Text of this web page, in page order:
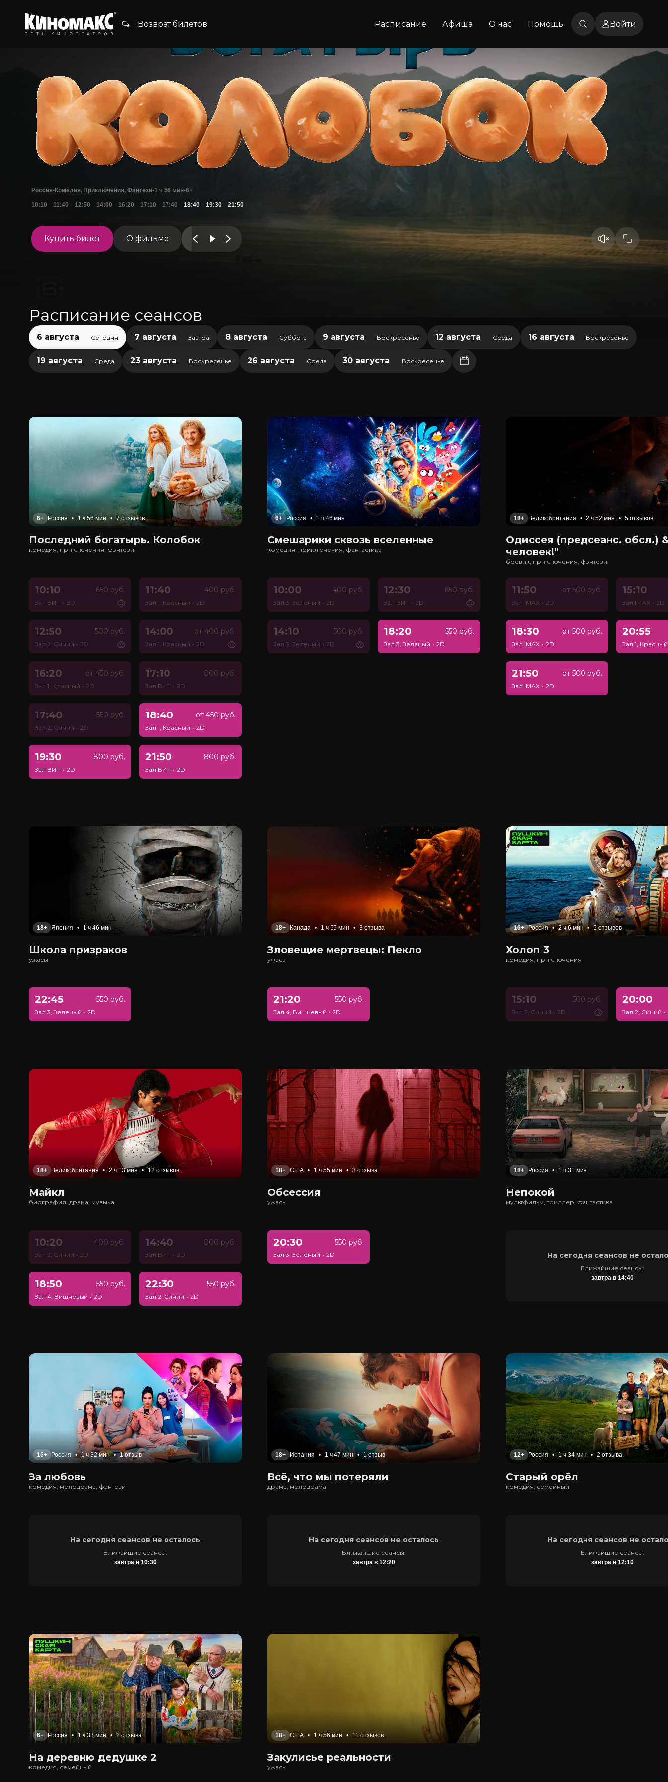
Возврат билетов Расписание Афиша О нас Помощь Войти
Россия•Комедия, Приключения, Фэнтези•1 ч 56 мин•6+
10:10 11:40 12:50 14:00 16:20 17:10 17:40 18:40 19:30 21:50
Купить билет О фильме
Расписание сеансов
6 августа Сегодня 7 августа Завтра 8 августа Суббота 9 августа Воскресенье 12 августа Среда 16 августа Воскресенье
19 августа Среда 23 августа Воскресенье 26 августа Среда 30 августа Воскресенье
6+ Россия • 1 ч 56 мин • 7 отзывов
Последний богатырь. Колобок
комедия, приключения, фэнтези
10:10 650 руб.
Зал ВИП • 2D
11:40 400 руб.
Зал 1, Красный • 2D
12:50 500 руб.
Зал 2, Синий • 2D
14:00 от 400 руб.
Зал 1, Красный • 2D
16:20 от 450 руб.
Зал 1, Красный • 2D
17:10 800 руб.
Зал ВИП • 2D
17:40 550 руб.
Зал 2, Синий • 2D
18:40 от 450 руб.
Зал 1, Красный • 2D
19:30 800 руб.
Зал ВИП • 2D
21:50 800 руб.
Зал ВИП • 2D
6+ Россия • 1 ч 46 мин
Смешарики сквозь вселенные
комедия, приключения, фантастика
10:00 400 руб.
Зал 3, Зеленый • 2D
12:30 650 руб.
Зал ВИП • 2D
14:10 500 руб.
Зал 3, Зеленый • 2D
18:20 550 руб.
Зал 3, Зеленый • 2D
18+ Великобритания • 2 ч 52 мин • 5 отзывов
Одиссея (предсеанс. обсл.)
человек!"
боевик, приключения, фэнтези
11:50 от 500 руб.
Зал IMAX • 2D
15:10
Зал IMAX • 2D
18:30 от 500 руб.
Зал IMAX • 2D
20:55
Зал 1, Красный
21:50 от 500 руб.
Зал IMAX • 2D
18+ Япония • 1 ч 46 мин
Школа призраков
ужасы
22:45 550 руб.
Зал 3, Зеленый • 2D
18+ Канада • 1 ч 55 мин • 3 отзыва
Зловещие мертвецы: Пекло
ужасы
21:20 550 руб.
Зал 4, Вишневый • 2D
16+ Россия • 2 ч 6 мин • 5 отзывов
Холоп 3
комедия, приключения
15:10 500 руб.
Зал 2, Синий • 2D
20:00
Зал 2, Синий •
18+ Великобритания • 2 ч 13 мин • 12 отзывов
Майкл
биография, драма, музыка
10:20 400 руб.
Зал 2, Синий • 2D
14:40 800 руб.
Зал ВИП • 2D
18:50 550 руб.
Зал 4, Вишневый • 2D
22:30 550 руб.
Зал 2, Синий • 2D
18+ США • 1 ч 55 мин • 3 отзыва
Обсессия
ужасы
20:30 550 руб.
Зал 3, Зеленый • 2D
18+ Россия • 1 ч 31 мин
Непокой
мультфильм, триллер, фантастика
На сегодня сеансов не
Ближайшие сеансы:
завтра в 14:40
16+ Россия • 1 ч 32 мин • 1 отзыв
За любовь
комедия, мелодрама, фэнтези
На сегодня сеансов не осталось
Ближайшие сеансы:
завтра в 10:30
18+ Испания • 1 ч 47 мин • 1 отзыв
Всё, что мы потеряли
драма, мелодрама
На сегодня сеансов не осталось
Ближайшие сеансы:
завтра в 12:20
12+ Россия • 1 ч 34 мин • 2 отзыва
Старый орёл
комедия, семейный
На сегодня сеансов не
Ближайшие сеансы:
завтра в 12:10
6+ Россия • 1 ч 33 мин • 2 отзыва
На деревню дедушке 2
комедия, семейный
18+ США • 1 ч 56 мин • 11 отзывов
Закулисье реальности
ужасы